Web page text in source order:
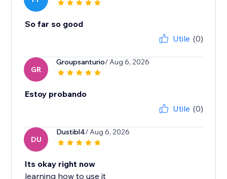
So far so good
Utile (0)
GR
Groupsanturio/ Aug 6, 2026
Estoy probando
Utile (0)
DU
Dustibl4/ Aug 6, 2026
Its okay right now
learning how to use it